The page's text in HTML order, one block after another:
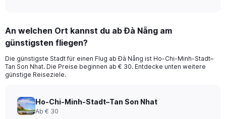
An welchen Ort kannst du ab Đà Nẵng am
günstigsten fliegen?
Die günstigste Stadt für einen Flug ab Đà Nẵng ist Ho-Chi-Minh-Stadt–
Tan Son Nhat. Die Preise beginnen ab € 30. Entdecke unten weitere
günstige Reiseziele.
Ho-Chi-Minh-Stadt–Tan Son Nhat
Ab € 30